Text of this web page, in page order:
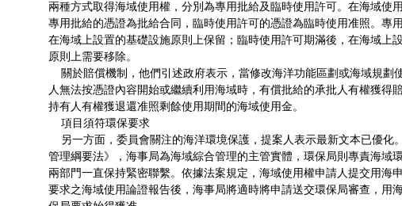
兩種方式取得海域使用權，分別為專用批給及臨時使用許可。在海域使
專用批給的憑證為批給合同，臨時使用許可的憑證為臨時使用准照。專
在海域上設置的基礎設施原則上保留；臨時使用許可期滿後，在海域上
原則上需要移除。
關於賠償機制，他們引述政府表示，當修改海洋功能區劃或海域規劃
人無法按憑證內容開始或繼續利用海域時，有償批給的承批人有權獲得
持有人有權獲退還准照剩餘使用期間的海域使用金。
項目須符環保要求
另一方面，委員會關注的海洋環境保護，提案人表示最新文本已優化
管理綱要法》，海事局為海域綜合管理的主管實體，環保局則專責海域
兩部門一直保持緊密聯繫。依據法案規定，海域使用權申請人提交用海
要求之海域使用論證報告後，海事局將適時將申請送交環保局審查，用